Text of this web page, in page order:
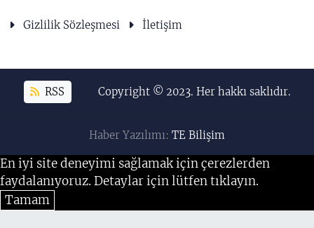
Gizlilik Sözleşmesi İletişim
RSS Copyright © 2023. Her hakkı saklıdır.
Haber Yazılımı: TE Bilişim
En iyi site deneyimi sağlamak için çerezlerden
faydalanıyoruz. Detaylar için lütfen tıklayın.
Tamam